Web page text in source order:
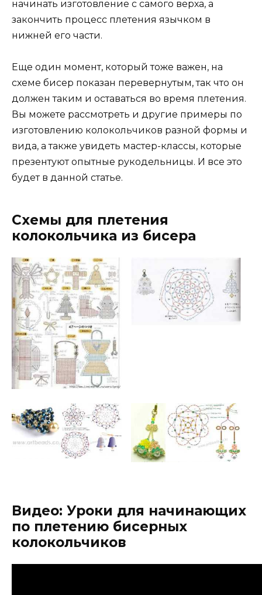
начинать изготовление с самого верха, а
закончить процесс плетения язычком в
нижней его части.
Еще один момент, который тоже важен, на
схеме бисер показан перевернутым, так что он
должен таким и оставаться во время плетения.
Вы можете рассмотреть и другие примеры по
изготовлению колокольчиков разной формы и
вида, а также увидеть мастер-классы, которые
презентуют опытные рукодельницы. И все это
будет в данной статье.
Схемы для плетения
колокольчика из бисера
Видео: Уроки для начинающих
по плетению бисерных
колокольчиков